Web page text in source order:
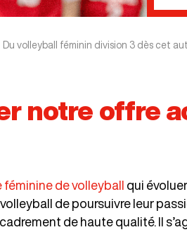
Du volleyball féminin division 3 dès cet
notre offre
féminine de volleyball qui
de poursuivre leur
de haute qualité. Il